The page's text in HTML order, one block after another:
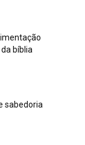
bíblia
sabedoria